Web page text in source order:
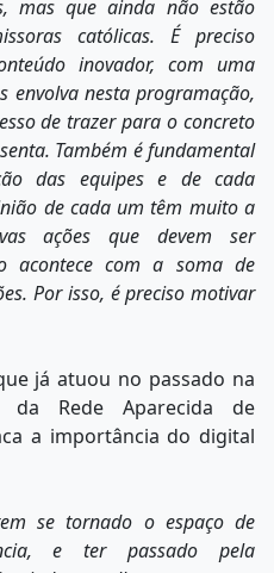
mas que ainda não estão
católicas. É preciso
inovador, com uma
envolva nesta programação,
de trazer para o concreto
Também é fundamental
das equipes e de cada
de cada um têm muito a
ações que devem ser
acontece com a soma de
Por isso, é preciso motivar
já atuou no passado na
Rede Aparecida de
a importância do digital
se tornado o espaço de
e ter passado pela